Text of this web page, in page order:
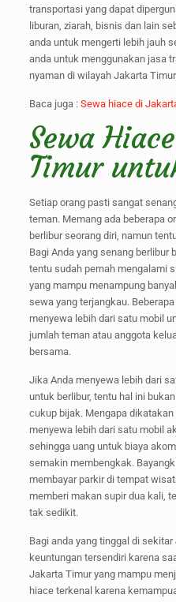
transportasi yang dapat
liburan, ziarah, bisnis dan lain
anda untuk mengerti lebih jauh
anda untuk menggunakan jasa
nyaman di wilayah Jakarta
Baca juga :Sewa hiace di
Sewa
Timur
Setiap orang pasti sangat
teman. Memang ada beberapa
berlibur seorang diri, namun
Bagi Anda yang senang berlibur
tentu sudah pernah mengalami
yang mampu menampung
sewa yang terjangkau.
menyewa lebih dari satu mobil
jumlah teman atau anggota
bersama.
Jika Anda menyewa lebih dari
untuk berlibur, tentu hal ini
cukup bijak. Mengapa
menyewa lebih dari satu mobil
sehingga uang untuk biaya
semakin membengkak.
membayar parkir di tempat
memberi makan supir dua kali,
tak sedikit.
Bagi anda yang tinggal di
keuntungan tersendiri karena
Jakarta Timur yang mampu
hiace terkenal karena